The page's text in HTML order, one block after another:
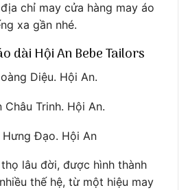
chỉ may cửa hàng may áo
xa gần nhé.
dài Hội An Bebe Tailors
Diệu. Hội An.
Trinh. Hội An.
Đạo. Hội An
lâu đời, được hình thành
thế hệ, từ một hiệu may